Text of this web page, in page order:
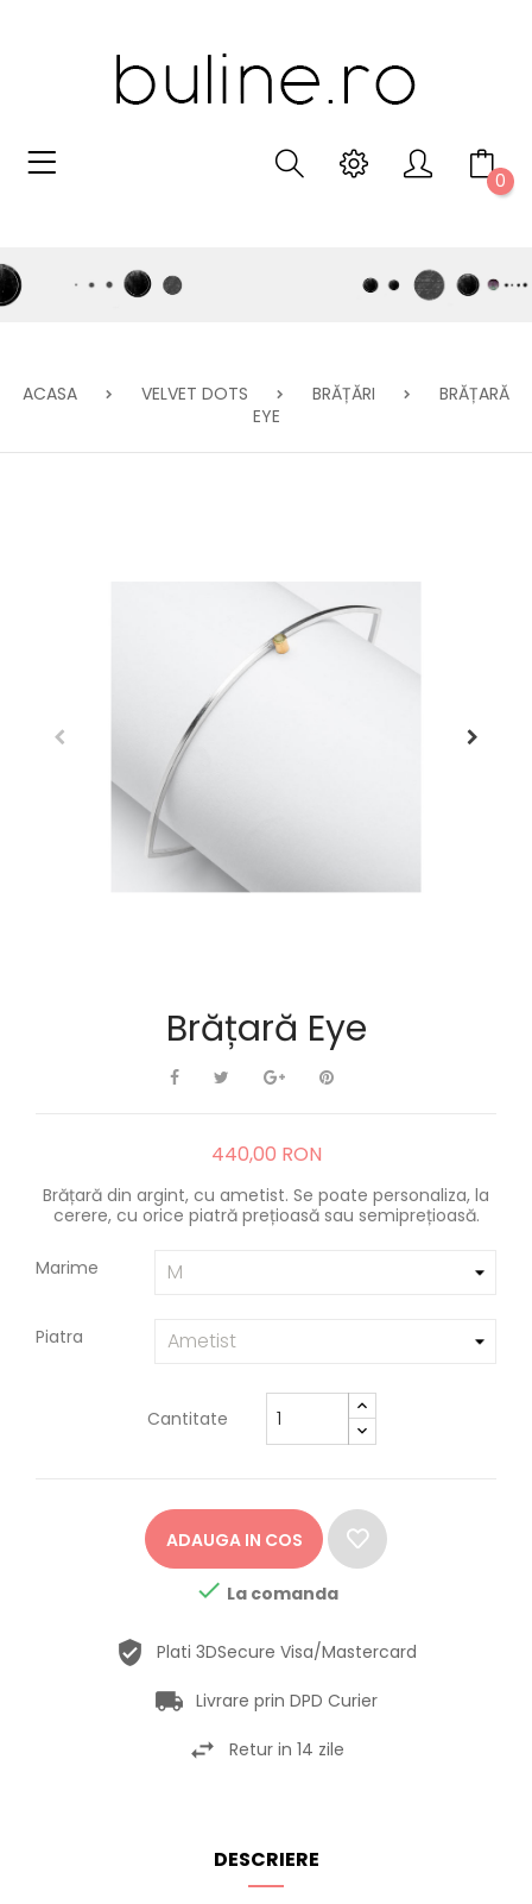
0
ACASA VELVET DOTS BRĂȚĂRI
BRĂȚARĂ
EYE
Brățară Eye
440,00 RON
Brățară din argint, cu ametist. Se poate personaliza, la
cerere, cu orice piatră prețioasă sau semiprețioasă.
Marime
Piatra
Cantitate
ADAUGA IN COS
 La comanda
Plati 3DSecure Visa/Mastercard
Livrare prin DPD Curier
Retur in 14 zile
DESCRIERE